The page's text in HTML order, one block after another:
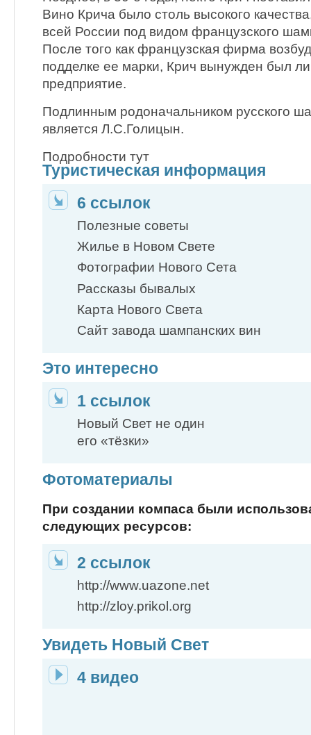
Вино Крича было столь высокого
всей России под видом французского
После того как французская фирма
подделке ее марки, Крич вынужден был
предприятие.
Подлинным родоначальником русского
является Л.С.Голицын.
Подробности тут
Туристическая информация
6 ссылок
Полезные советы
Жилье в Новом Свете
Фотографии Нового Сета
Рассказы бывалых
Карта Нового Света
Сайт завода шампанских вин
Это интересно
1 ссылок
Новый Свет не один
его «тёзки»
Фотоматериалы
При создании компаса были
следующих ресурсов:
2 ссылок
http://www.uazone.net
http://zloy.prikol.org
Увидеть Новый Свет
4 видео